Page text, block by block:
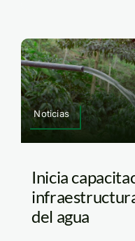
Noticias
Inicia
del agua